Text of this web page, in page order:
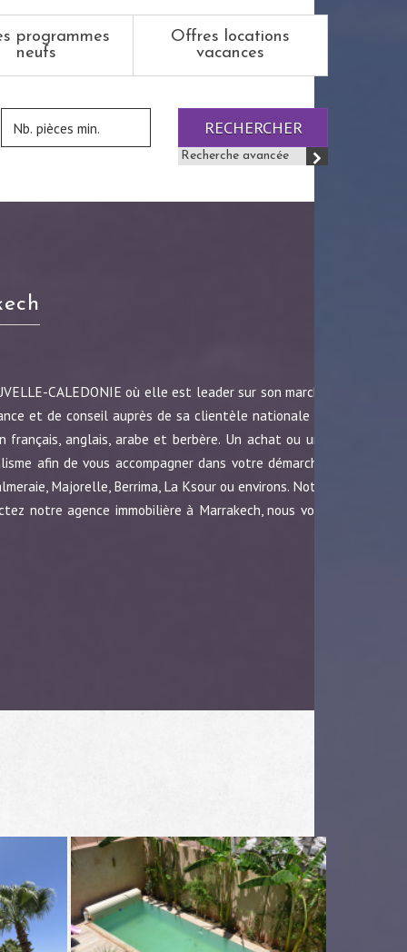
programmes
neufs
Offres locations
vacances
RECHERCHER
Recherche avancée
CALEDONIE où elle est leader sur son marché
et de conseil auprès de sa clientèle nationale et
anglais, arabe et berbère. Un achat ou une
afin de vous accompagner dans votre démarche.
Majorelle, Berrima, La Ksour ou environs. Notre
notre agence immobilière à Marrakech, nous vous